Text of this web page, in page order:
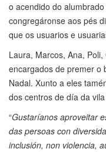
o acendido do
congregáronse aos pés
que os usuarios e
Laura, Marcos, Ana,
encargados de premer o
Nadal. Xunto a eles
dos centros de día da
“Gustaríanos aproveitar
das persoas con
inclusión, non violencia,